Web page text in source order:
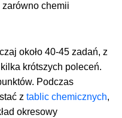
chemii
około 40-45 zadań, z
krótszych poleceń.
Podczas
ztablic chemicznych,
okresowy